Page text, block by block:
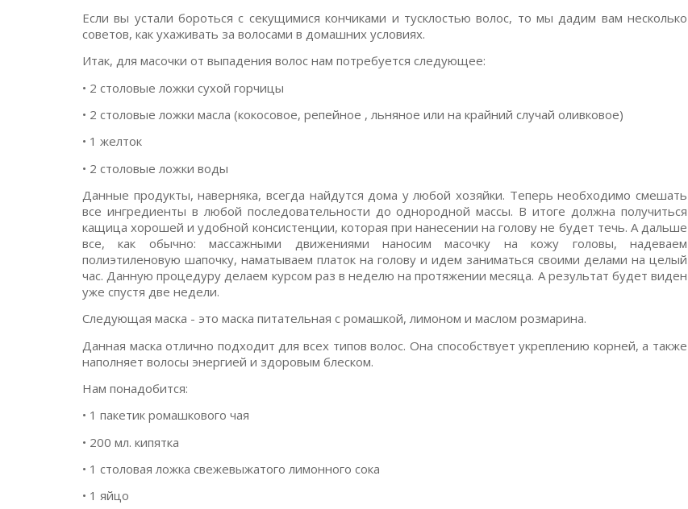
Если вы устали бороться с секущимися кончиками и тусклостью волос, то мы дадим вам несколько
советов, как ухаживать за волосами в домашних условиях.
Итак, для масочки от выпадения волос нам потребуется следующее:
• 2 столовые ложки сухой горчицы
• 2 столовые ложки масла (кокосовое, репейное , льняное или на крайний случай оливковое)
• 1 желток
• 2 столовые ложки воды
Данные продукты, наверняка, всегда найдутся дома у любой хозяйки. Теперь необходимо смешать
все ингредиенты в любой последовательности до однородной массы. В итоге должна получиться
кащица хорошей и удобной консистенции, которая при нанесении на голову не будет течь. А дальше
все, как обычно: массажными движениями наносим масочку на кожу головы, надеваем
полиэтиленовую шапочку, наматываем платок на голову и идем заниматься своими делами на целый
час. Данную процедуру делаем курсом раз в неделю на протяжении месяца. А результат будет виден
уже спустя две недели.
Следующая маска - это маска питательная с ромашкой, лимоном и маслом розмарина.
Данная маска отлично подходит для всех типов волос. Она способствует укреплению корней, а также
наполняет волосы энергией и здоровым блеском.
Нам понадобится:
• 1 пакетик ромашкового чая
• 200 мл. кипятка
• 1 столовая ложка свежевыжатого лимонного сока
• 1 яйцо